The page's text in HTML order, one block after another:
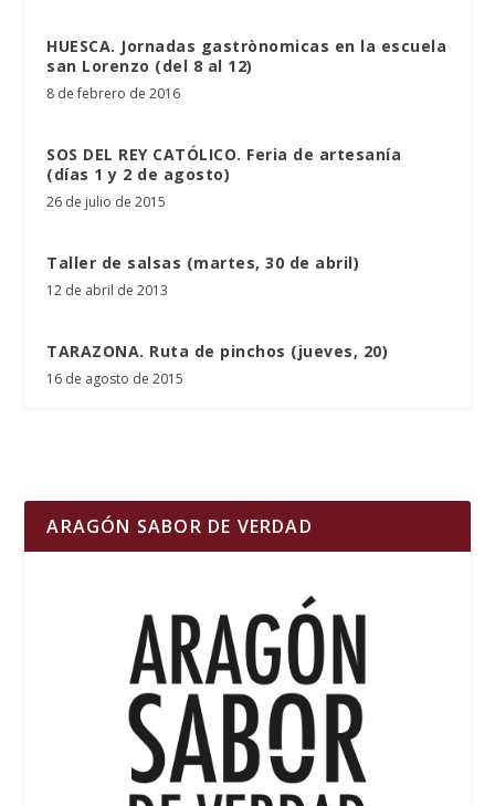
HUESCA. Jornadas gastrònomicas en la escuela
san Lorenzo (del 8 al 12)
8 de febrero de 2016
SOS DEL REY CATÓLICO. Feria de artesanía
(días 1 y 2 de agosto)
26 de julio de 2015
Taller de salsas (martes, 30 de abril)
12 de abril de 2013
TARAZONA. Ruta de pinchos (jueves, 20)
16 de agosto de 2015
ARAGÓN SABOR DE VERDAD